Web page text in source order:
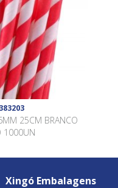
25CM BRANCO
1000UN
Xingó Embalagens